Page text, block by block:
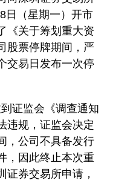
日（星期一）开市
《关于筹划重大资
股票停牌期间，严
交易日发布一次停
证监会《调查通知
违规，证监会决定
，公司不具备发行
，因此终止本次重
证券交易所申请，